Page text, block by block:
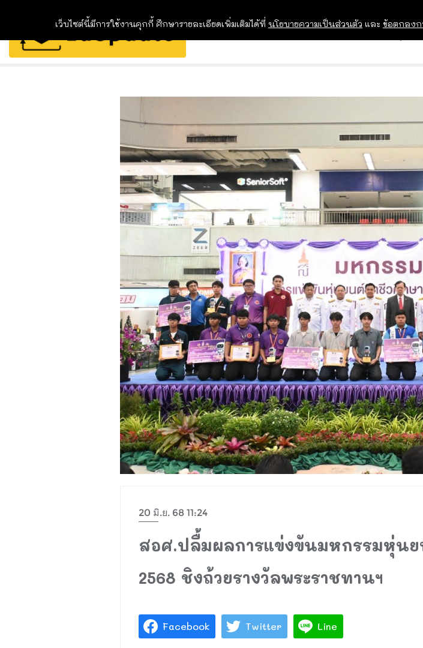
20 มิ.ย. 68 11:24
สอศ.ปลื้มผลการแข่งขันมหกรรมหุ่น
2568 ชิงถ้วยรางวัลพระราชทานฯ
Facebook Twitter Line
เว็บไซต์นี้มีการใช้งานคุกกี้ ศึกษารายละเอียดเพิ่มเติมได้ที่ นโยบายความเป็นส่วนตัว และ ข้อตกลงก